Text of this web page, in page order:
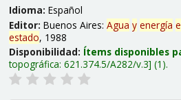
Idioma: Español
Editor: Buenos Aires: Agua y energía
estado, 1988
Disponibilidad: Ítems disponibles
topográfica: 621.374.5/A282/v.3 (1).